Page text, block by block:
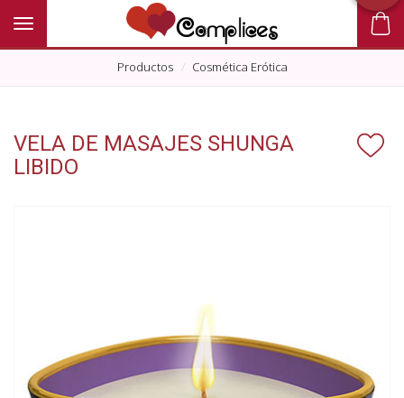
Toggle navigation
Productos Cosmética Erótica
VELA DE MASAJES SHUNGA
LIBIDO